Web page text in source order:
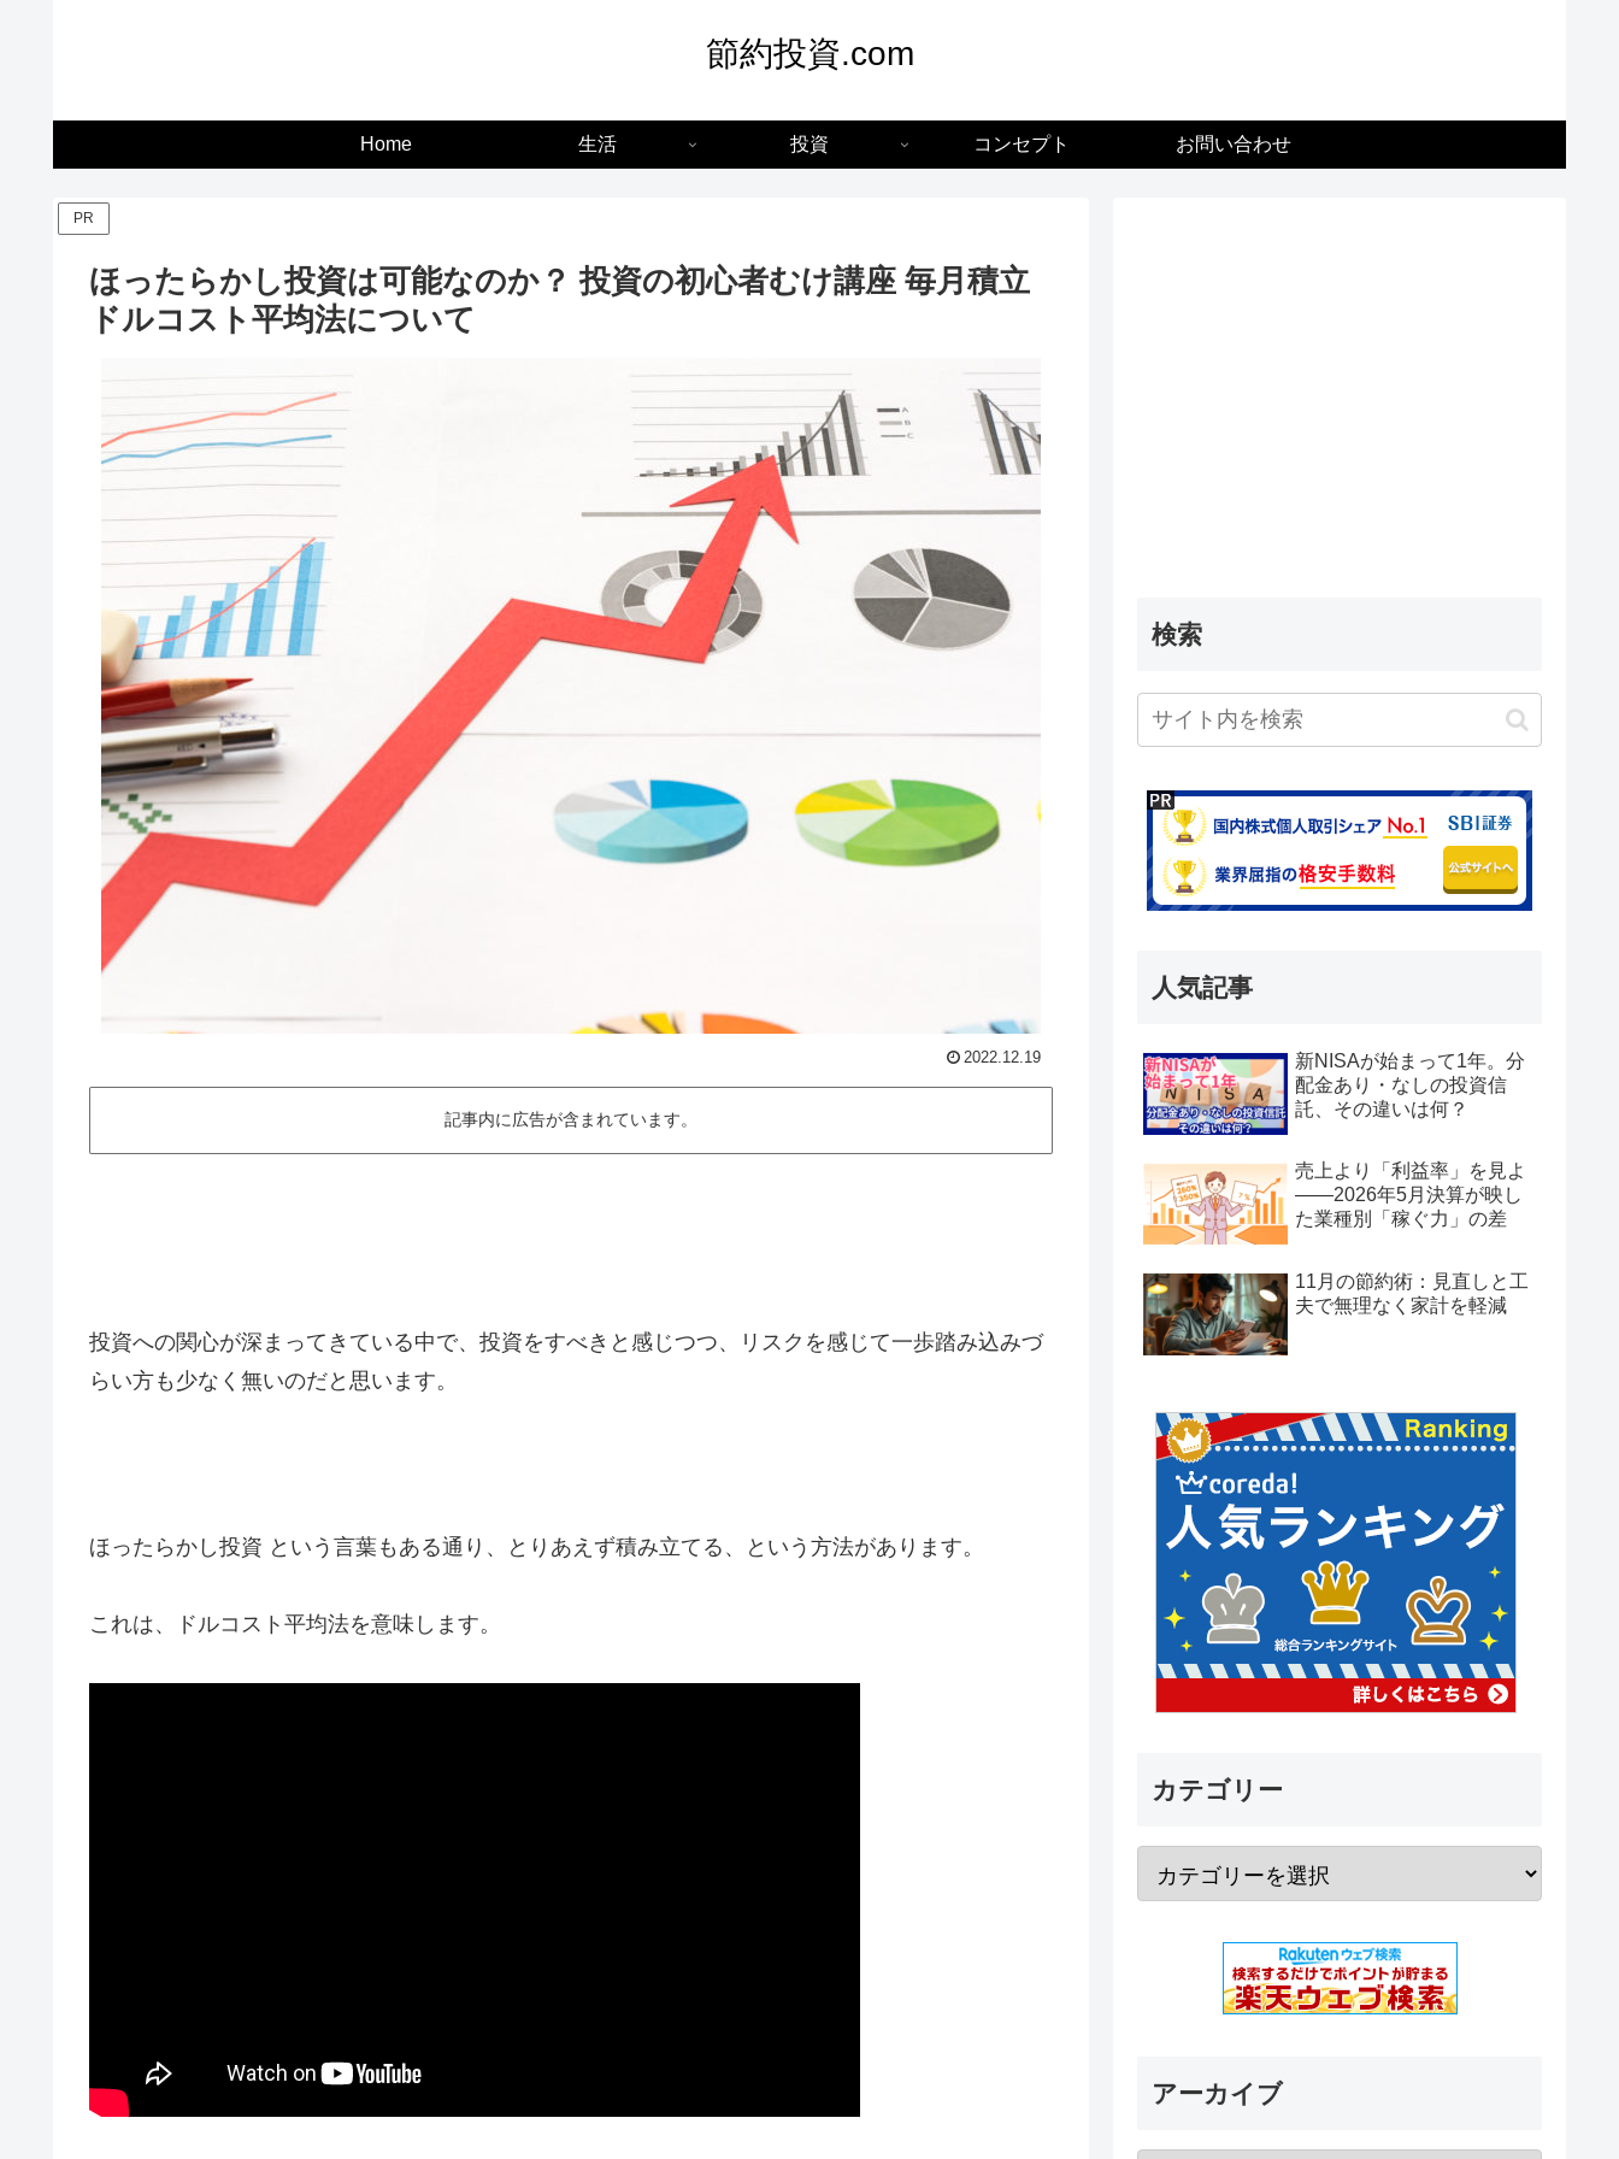
節約投資.com
Home 生活 投資 コンセプト お問い合わせ
PR
ほったらかし投資は可能なのか？ 投資の初心者むけ講座 毎月積立
ドルコスト平均法について
2022.12.19
記事内に広告が含まれています。
投資への関心が深まってきている中で、投資をすべきと感じつつ、リスクを感じて一歩踏み込みづ
らい方も少なく無いのだと思います。
ほったらかし投資 という言葉もある通り、とりあえず積み立てる、という方法があります。
これは、ドルコスト平均法を意味します。
検索
人気記事
新NISAが始まって1年。分
配金あり・なしの投資信
託、その違いは何？
売上より「利益率」を見よ
——2026年5月決算が映し
た業種別「稼ぐ力」の差
11月の節約術：見直しと工
夫で無理なく家計を軽減
カテゴリー
アーカイブ